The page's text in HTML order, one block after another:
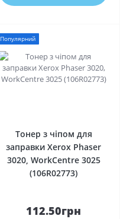
Популярний
Тонер з чіпом для
заправки Xerox Phaser
3020, WorkCentre 3025
(106R02773)
112.50грн